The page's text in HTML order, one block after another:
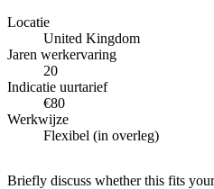
Locatie
United Kingdom
Jaren werkervaring
20
Indicatie uurtarief
€80
Werkwijze
Flexibel (in overleg)
Briefly discuss whether this fits